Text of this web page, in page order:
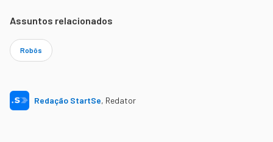
Assuntos relacionados
Robôs
Redação StartSe, Redator